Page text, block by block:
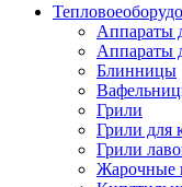
Тепловое
Аппараты
Аппараты
Блинницы
Грили
Грили для
Грили
Жарочные